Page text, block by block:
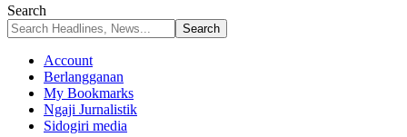
Search
Account
Berlangganan
My Bookmarks
Ngaji Jurnalistik
Sidogiri media